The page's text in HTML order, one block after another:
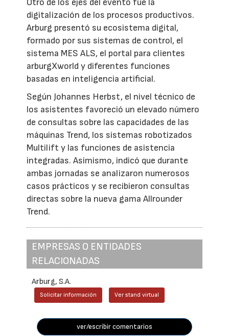
Otro de los ejes del evento fue la
digitalización de los procesos productivos.
Arburg presentó su ecosistema digital,
formado por sus sistemas de control, el
sistema MES ALS, el portal para clientes
arburgXworld y diferentes funciones
basadas en inteligencia artificial.
Según Johannes Herbst, el nivel técnico de
los asistentes favoreció un elevado número
de consultas sobre las capacidades de las
máquinas Trend, los sistemas robotizados
Multilift y las funciones de asistencia
integradas. Asimismo, indicó que durante
ambas jornadas se analizaron numerosos
casos prácticos y se recibieron consultas
directas sobre la nueva gama Allrounder
Trend.
EMPRESAS O ENTIDADES
RELACIONADAS
Arburg, S.A.
Solicitar información Ver stand virtual
ver/escribir comentarios